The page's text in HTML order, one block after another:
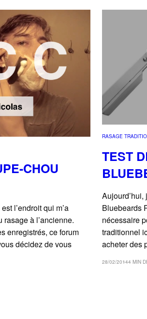
CHOU
l’endroit qui m’a
rasage à l’ancienne.
enregistrés, ce forum
décidez de vous
RASAGE
TEST
Aujourd’hui,
Bluebeards
nécessaire
traditionnel
acheter des
28/02/20144 MIN